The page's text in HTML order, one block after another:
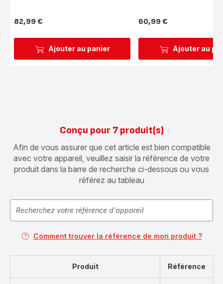
Ajouter au panier
Prix
82,99 €
Ajouter au
Prix
60,99 €
Conçu pour 7 produit(s)
Afin de vous assurer que cet article est bien compatible
avec votre appareil, veuillez saisir la référence de votre
produit dans la barre de recherche ci-dessous ou vous
référez au tableau
Comment trouver la référence de mon produit ?
Produit Référence